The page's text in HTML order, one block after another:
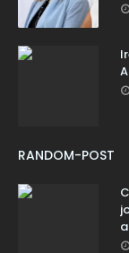
RANDOM-POST